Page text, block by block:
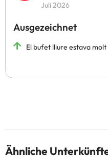
Juli 2026
Ausgezeichnet
El bufet lliure estava molt
Ähnliche